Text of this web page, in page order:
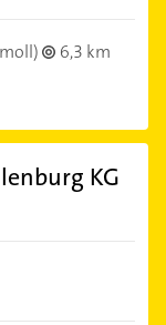
6,3 km
KG